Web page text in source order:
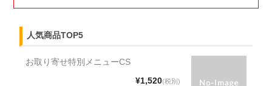
人気商品TOP5
お取り寄せ特別メニューCS
¥1,520(税別)